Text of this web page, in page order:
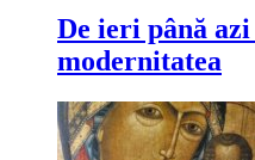
De ieri până
modernitatea